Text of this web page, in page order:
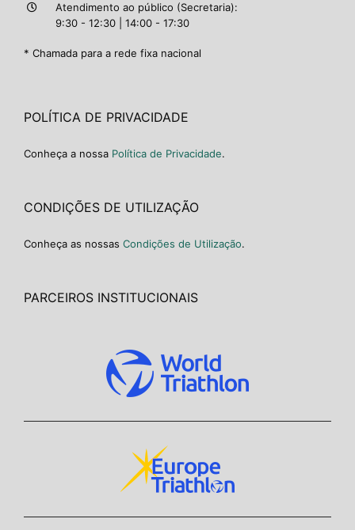
Atendimento ao público (Secretaria):
9:30 - 12:30 | 14:00 - 17:30
* Chamada para a rede fixa nacional
POLÍTICA DE PRIVACIDADE
Conheça a nossa Política de Privacidade.
CONDIÇÕES DE UTILIZAÇÃO
Conheça as nossas Condições de Utilização.
PARCEIROS INSTITUCIONAIS